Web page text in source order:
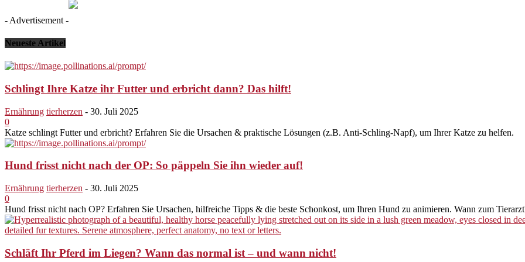
- Advertisement -
Neueste Artikel
Schlingt Ihre Katze ihr Futter und erbricht dann? Das hilft!
Ernährung tierherzen - 30. Juli 2025
0
Katze schlingt Futter und erbricht? Erfahren Sie die Ursachen & praktische Lösungen (z.B. Anti-Schling-Napf), um Ihrer Katze zu helfen.
Hund frisst nicht nach der OP: So päppeln Sie ihn wieder auf!
Ernährung tierherzen - 30. Juli 2025
0
Hund frisst nicht nach OP? Erfahren Sie Ursachen, hilfreiche Tipps & die beste Schonkost, um Ihren Hund zu animieren. Wann zum
Schläft Ihr Pferd im Liegen? Wann das normal ist – und wann nicht!